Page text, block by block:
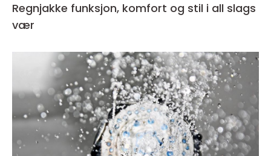
Regnjakke funksjon, komfort og stil i all slags
vær